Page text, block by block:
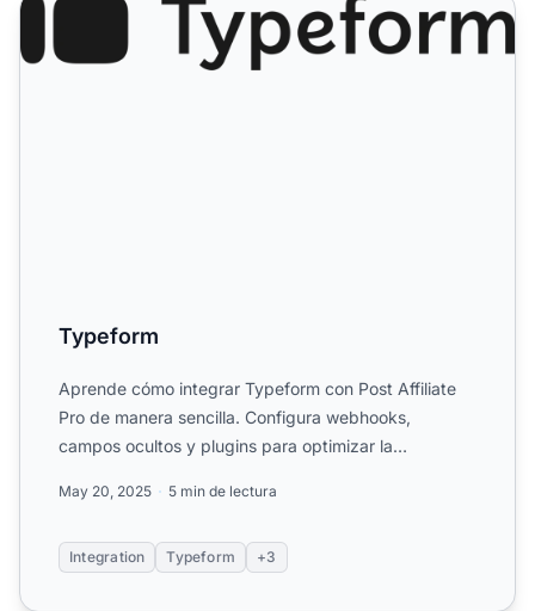
Typeform
Aprende cómo integrar Typeform con Post Affiliate
Pro de manera sencilla. Configura webhooks,
campos ocultos y plugins para optimizar la
May 20, 2025 5 min de lectura
Integration Typeform +3